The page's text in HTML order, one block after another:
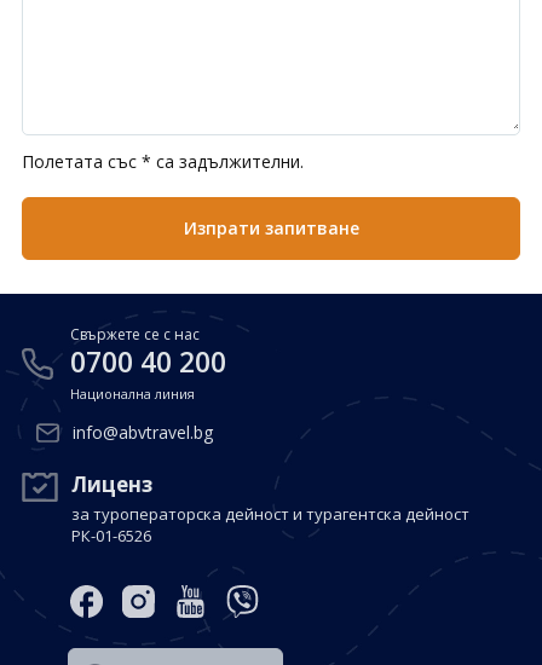
Полетата със * са задължителни.
Свържете се с нас
0700 40 200
Национална линия
info@abvtravel.bg
Лиценз
за туроператорска дейност и турагентска дейност
РК-01-6526